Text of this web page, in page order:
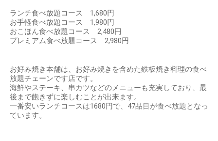
ランチ食べ放題コース 1,680円
お手軽食べ放題コース 1,980円
おこほん食べ放題コース 2,480円
プレミアム食べ放題コース 2,980円
お好み焼き本舗は、お好み焼きを含めた鉄板焼き料理の食べ
放題チェーンです店です。
海鮮やステーキ、串カツなどのメニューも充実しており、最
後まで飽きずに楽しむことが出来ます。
一番安いランチコースは1680円で、47品目が食べ放題となっ
ています。